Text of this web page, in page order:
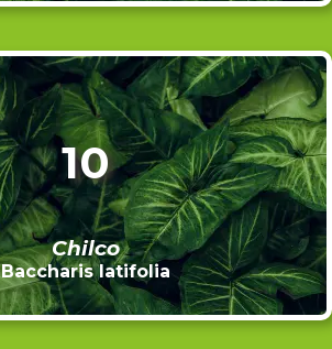
10
Chilco
Baccharis latifolia